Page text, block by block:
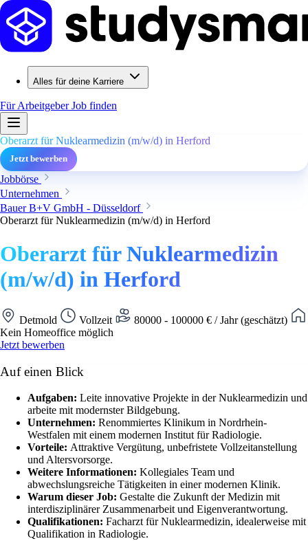
Alles für deine Karriere
Für ArbeitgeberJob finden
Oberarzt für Nuklearmedizin (m/w/d) in Herford
Jetzt bewerben
Jobbörse
Unternehmen
Bauer B+V GmbH - Düsseldorf
Oberarzt für Nuklearmedizin (m/w/d) in Herford
Oberarzt für Nuklearmedizin
(m/w/d) in Herford
Detmold Vollzeit
80000 - 100000 € / Jahr (geschätzt)
Kein Homeoffice möglich
Jetzt bewerben
Auf einen Blick
Aufgaben: Leite innovative Projekte in der Nuklearmedizin und
arbeite mit modernster Bildgebung.
Unternehmen: Renommiertes Klinikum in Nordrhein-
Westfalen mit einem modernen Institut für Radiologie.
Vorteile: Attraktive Vergütung, unbefristete Vollzeitanstellung
und Altersvorsorge.
Weitere Informationen: Kollegiales Team und
abwechslungsreiche Tätigkeiten in einer modernen Klinik.
Warum dieser Job: Gestalte die Zukunft der Medizin mit
interdisziplinärer Zusammenarbeit und Eigenverantwortung.
Qualifikationen: Facharzt für Nuklearmedizin, idealerweise mit
Qualifikation in Radiologie.